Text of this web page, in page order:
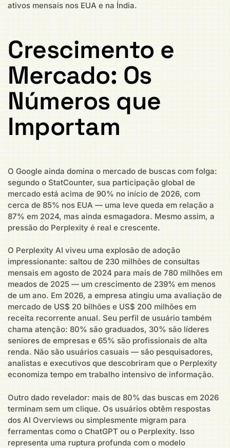
ativos mensais nos EUA e na Índia.
Crescimento e
Mercado: Os
Números que
Importam
O Google ainda domina o mercado de buscas com folga:
segundo o StatCounter, sua participação global de
mercado está acima de 90% no início de 2026, com
cerca de 85% nos EUA — uma leve queda em relação a
87% em 2024, mas ainda esmagadora. Mesmo assim, a
pressão do Perplexity é real e crescente.
O Perplexity AI viveu uma explosão de adoção
impressionante: saltou de 230 milhões de consultas
mensais em agosto de 2024 para mais de 780 milhões em
meados de 2025 — um crescimento de 239% em menos
de um ano. Em 2026, a empresa atingiu uma avaliação de
mercado de US$ 20 bilhões e US$ 200 milhões em
receita recorrente anual. Seu perfil de usuário também
chama atenção: 80% são graduados, 30% são líderes
seniores de empresas e 65% são profissionais de alta
renda. Não são usuários casuais — são pesquisadores,
analistas e executivos que descobriram que o Perplexity
economiza tempo em trabalho intensivo de informação.
Outro dado revelador: mais de 80% das buscas em 2026
terminam sem um clique. Os usuários obtêm respostas
dos AI Overviews ou simplesmente migram para
ferramentas como o ChatGPT ou o Perplexity. Isso
representa uma ruptura profunda com o modelo